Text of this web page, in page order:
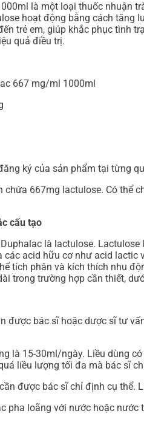
là một loại thuốc nhuận
hoạt động bằng cách tăng
trẻ em, giúp khắc phục tình
quả điều trị.
667 mg/ml 1000ml
ký của sản phẩm tại từng
chứa 667mg lactulose. Có thể
cấu tạo
là lactulose.
các acid hữu cơ như acid
tích phân và kích thích nhu
trong trường hợp cần thiết,
được bác sĩ hoặc dược sĩ tư
là 15-30ml/ngày. Liều dùng
liều lượng tối đa mà bác sĩ
được bác sĩ chỉ định cụ
pha loãng với nước hoặc